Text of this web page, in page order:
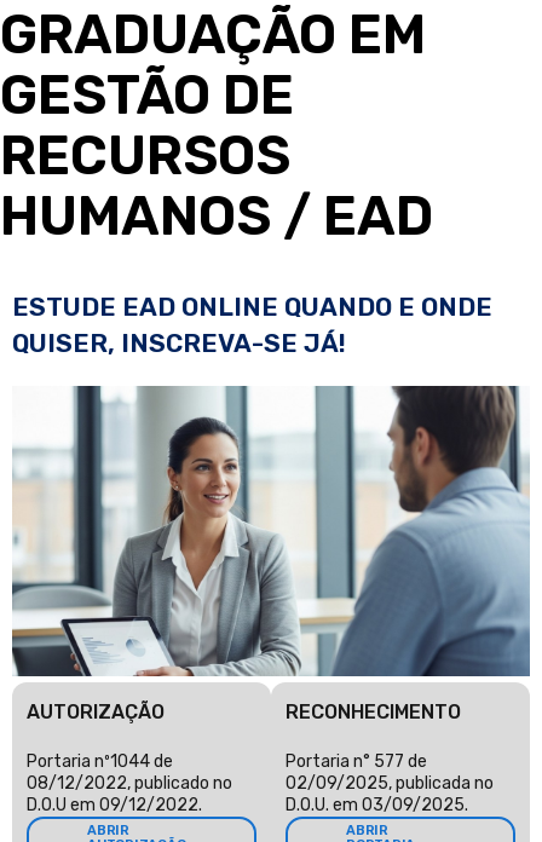
GRADUAÇÃO EM
GESTÃO DE
RECURSOS
HUMANOS / EAD
ESTUDE EAD ONLINE QUANDO E ONDE
QUISER, INSCREVA-SE JÁ!
AUTORIZAÇÃO
Portaria nº1044 de
08/12/2022, publicado no
D.O.U em 09/12/2022.
ABRIR
RECONHECIMENTO
Portaria n° 577 de
02/09/2025, publicada no
D.O.U. em 03/09/2025.
ABRIR